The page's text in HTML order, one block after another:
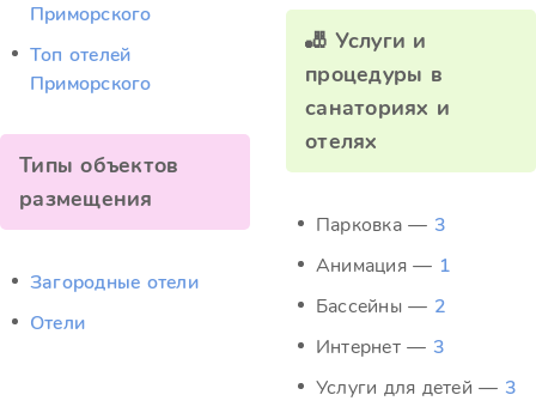
Приморского
Топ отелей
Приморского
Типы объектов
размещения
Загородные отели
Отели
🎳 Услуги и
процедуры в
санаториях и
отелях
Парковка — 3
Анимация — 1
Бассейны — 2
Интернет — 3
Услуги для детей — 3